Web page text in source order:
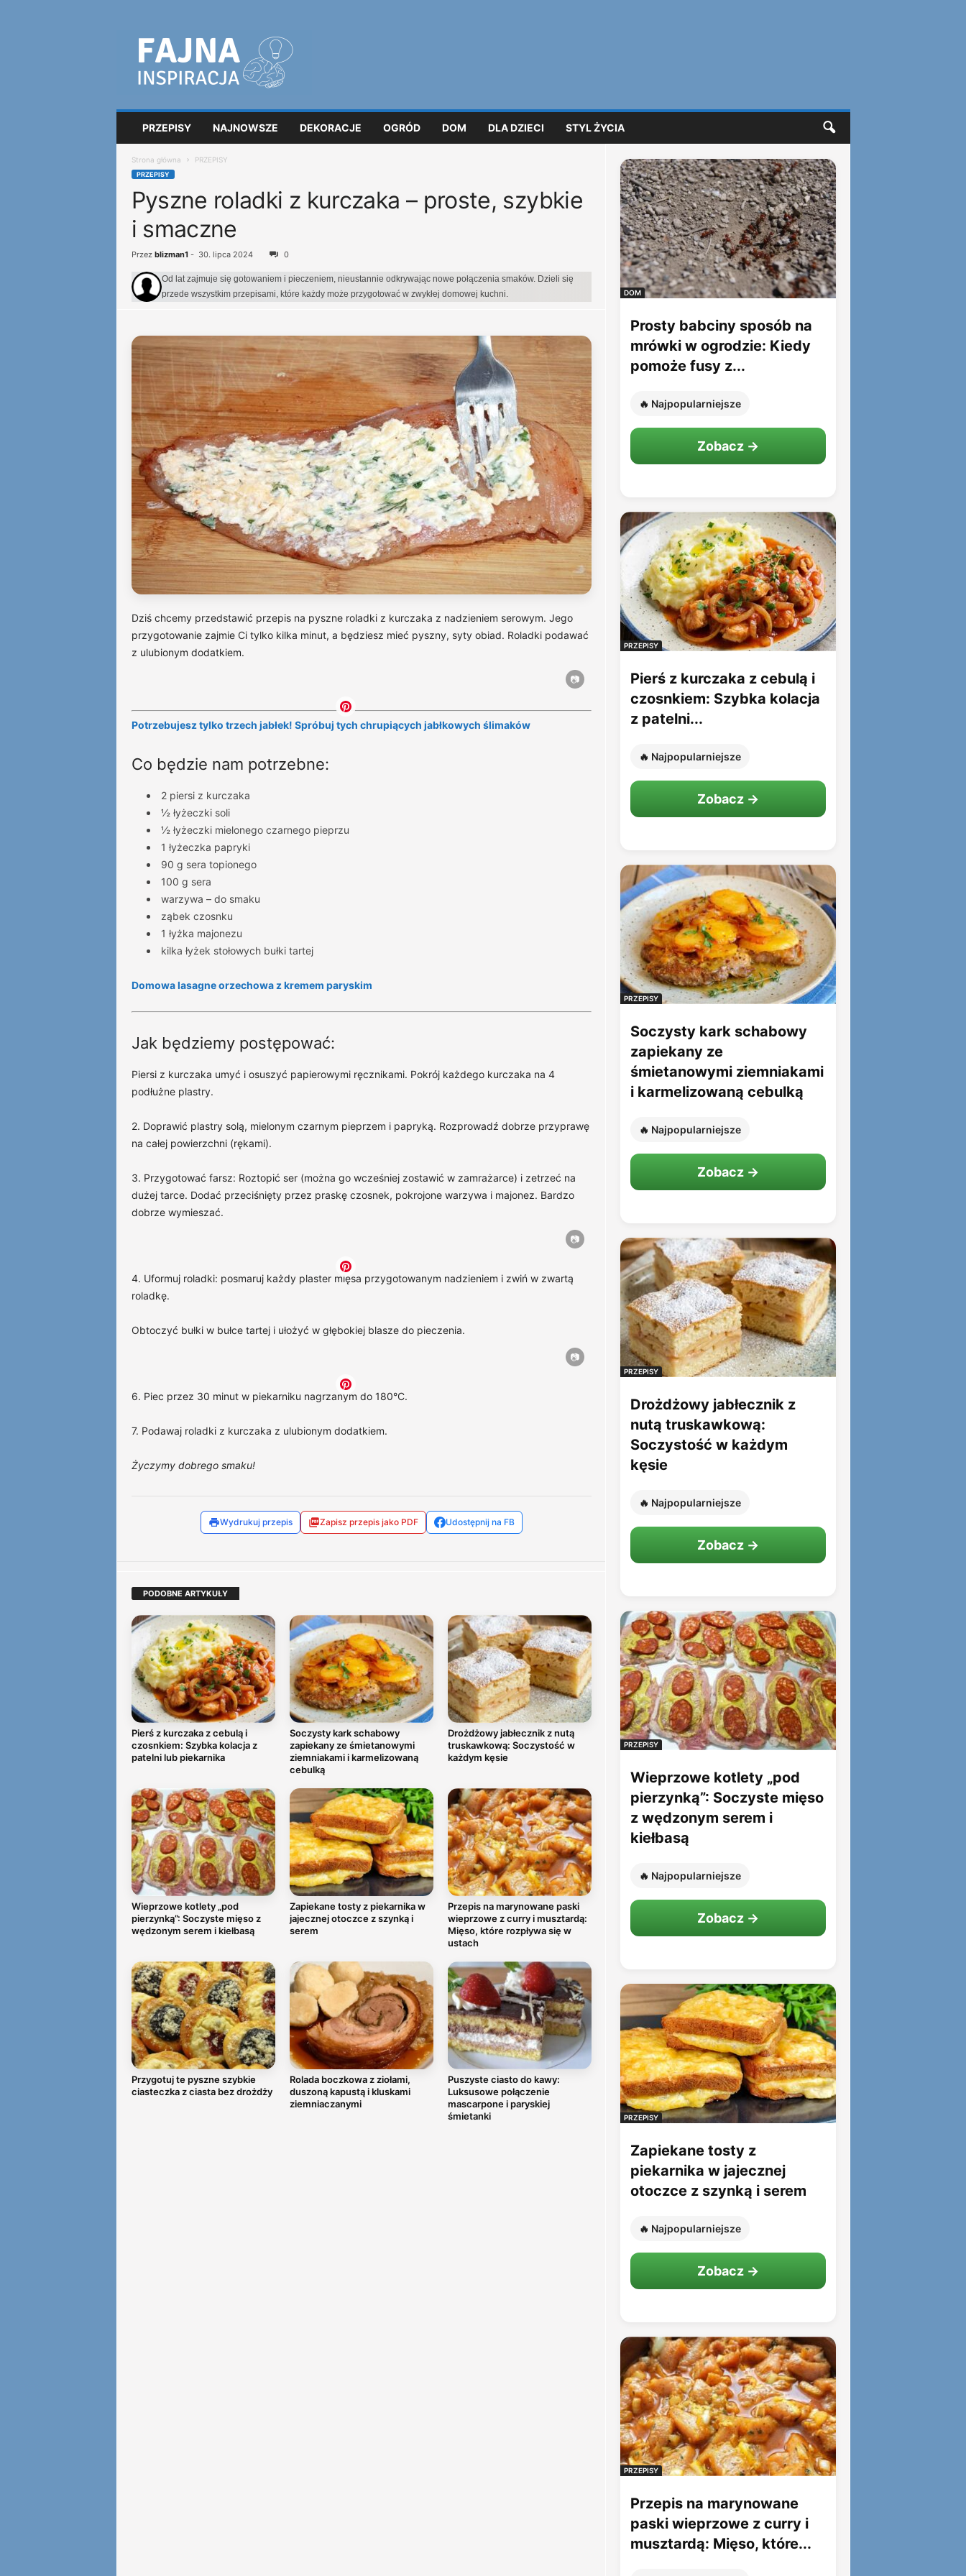
PRZEPISY NAJNOWSZE DEKORACJE OGRÓD DOM DLA DZIECI STYL ŻYCIA
Strona główna PRZEPISY
PRZEPISY
Pyszne roladki z kurczaka – proste, szybkie
i smaczne
Przez blizman1- 30. lipca 2024 0
Od lat zajmuje się gotowaniem i pieczeniem, nieustannie odkrywając nowe połączenia smaków. Dzieli się
przede wszystkim przepisami, które każdy może przygotować w zwykłej domowej kuchni.
Dziś chcemy przedstawić przepis na pyszne roladki z kurczaka z nadzieniem serowym. Jego
przygotowanie zajmie Ci tylko kilka minut, a będziesz mieć pyszny, syty obiad. Roladki podawać
z ulubionym dodatkiem.
Potrzebujesz tylko trzech jabłek! Spróbuj tych chrupiących jabłkowych ślimaków
Co będzie nam potrzebne:
2 piersi z kurczaka
½ łyżeczki soli
½ łyżeczki mielonego czarnego pieprzu
1 łyżeczka papryki
90 g sera topionego
100 g sera
warzywa – do smaku
ząbek czosnku
1 łyżka majonezu
kilka łyżek stołowych bułki tartej
Domowa lasagne orzechowa z kremem paryskim
Jak będziemy postępować:
Piersi z kurczaka umyć i osuszyć papierowymi ręcznikami. Pokrój każdego kurczaka na 4
podłużne plastry.
2. Doprawić plastry solą, mielonym czarnym pieprzem i papryką. Rozprowadź dobrze przyprawę
na całej powierzchni (rękami).
3. Przygotować farsz: Roztopić ser (można go wcześniej zostawić w zamrażarce) i zetrzeć na
dużej tarce. Dodać przeciśnięty przez praskę czosnek, pokrojone warzywa i majonez. Bardzo
dobrze wymieszać.
4. Uformuj roladki: posmaruj każdy plaster mięsa przygotowanym nadzieniem i zwiń w zwartą
roladkę.
Obtoczyć bułki w bułce tartej i ułożyć w głębokiej blasze do pieczenia.
6. Piec przez 30 minut w piekarniku nagrzanym do 180°C.
7. Podawaj roladki z kurczaka z ulubionym dodatkiem.
Życzymy dobrego smaku!
Wydrukuj przepis Zapisz przepis jako PDF Udostępnij na FB
PODOBNE ARTYKUŁY
Pierś z kurczaka z cebulą i
czosnkiem: Szybka kolacja z
patelni lub piekarnika
Soczysty kark schabowy
zapiekany ze śmietanowymi
ziemniakami i karmelizowaną
cebulką
Drożdżowy jabłecznik z nutą
truskawkową: Soczystość w
każdym kęsie
Wieprzowe kotlety „pod
pierzynką”: Soczyste mięso z
wędzonym serem i kiełbasą
Zapiekane tosty z piekarnika w
jajecznej otoczce z szynką i
serem
Przepis na marynowane paski
wieprzowe z curry i musztardą:
Mięso, które rozpływa się w
ustach
Przygotuj te pyszne szybkie
ciasteczka z ciasta bez drożdży
Rolada boczkowa z ziołami,
duszoną kapustą i kluskami
ziemniaczanymi
Puszyste ciasto do kawy:
Luksusowe połączenie
mascarpone i paryskiej
śmietanki
DOM
Prosty babciny sposób na
mrówki w ogrodzie: Kiedy
pomoże fusy z...
🔥 Najpopularniejsze
Zobacz →
PRZEPISY
Pierś z kurczaka z cebulą i
czosnkiem: Szybka kolacja
z patelni...
🔥 Najpopularniejsze
Zobacz →
PRZEPISY
Soczysty kark schabowy
zapiekany ze
śmietanowymi ziemniakami
i karmelizowaną cebulką
🔥 Najpopularniejsze
Zobacz →
PRZEPISY
Drożdżowy jabłecznik z
nutą truskawkową:
Soczystość w każdym
kęsie
🔥 Najpopularniejsze
Zobacz →
PRZEPISY
Wieprzowe kotlety „pod
pierzynką”: Soczyste mięso
z wędzonym serem i
kiełbasą
🔥 Najpopularniejsze
Zobacz →
PRZEPISY
Zapiekane tosty z
piekarnika w jajecznej
otoczce z szynką i serem
🔥 Najpopularniejsze
Zobacz →
PRZEPISY
Przepis na marynowane
paski wieprzowe z curry i
musztardą: Mięso, które...